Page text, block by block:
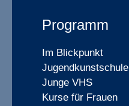
Programm
Im Blickpunkt
Jugendkunstschule
Junge VHS
Kurse für Frauen